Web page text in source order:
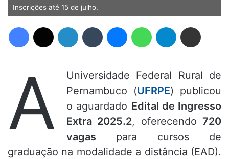
Inscrições até 15 de julho.
A
Universidade Federal Rural de
Pernambuco (UFRPE) publicou
o aguardado Edital de Ingresso
Extra 2025.2, oferecendo720
vagas para cursos de
graduação na modalidade a distância (EAD).